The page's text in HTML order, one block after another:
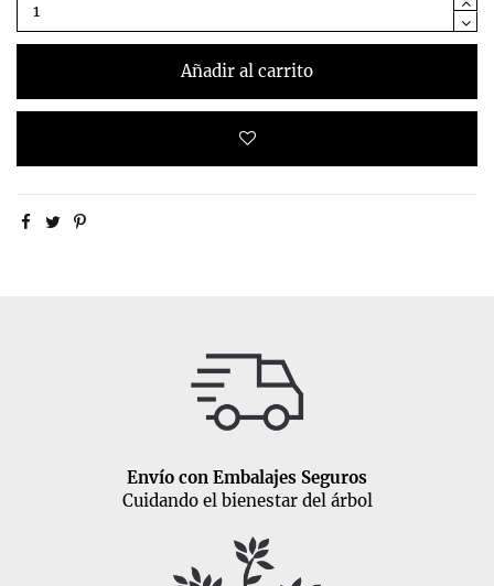
Añadir al carrito
Envío con Embalajes Seguros
Cuidando el bienestar del árbol